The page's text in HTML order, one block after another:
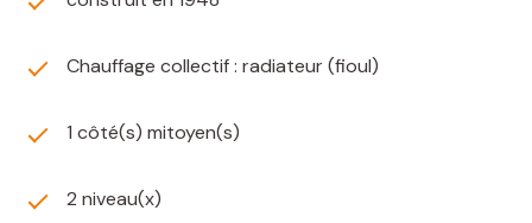
Chauffage collectif : radiateur (fioul)
1 côté(s) mitoyen(s)
2 niveau(x)